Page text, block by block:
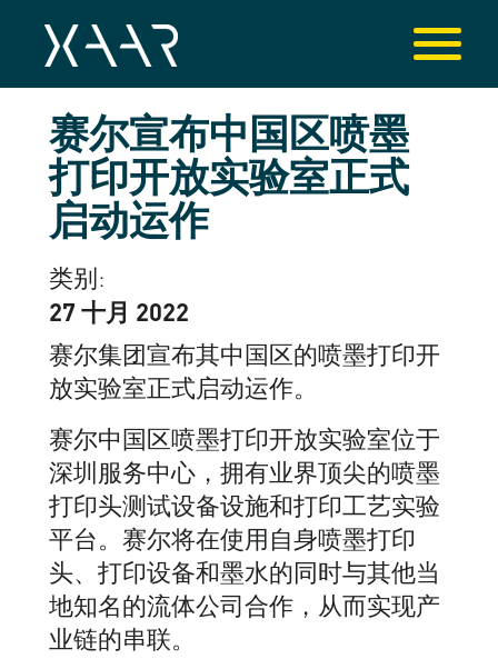
赛尔宣布中国区喷墨
打印开放实验室正式
启动运作
类别:
27 十月 2022
赛尔集团宣布其中国区的喷墨打印开
放实验室正式启动运作。
赛尔中国区喷墨打印开放实验室位于
深圳服务中心，拥有业界顶尖的喷墨
打印头测试设备设施和打印工艺实验
平台。赛尔将在使用自身喷墨打印
头、打印设备和墨水的同时与其他当
地知名的流体公司合作，从而实现产
业链的串联。